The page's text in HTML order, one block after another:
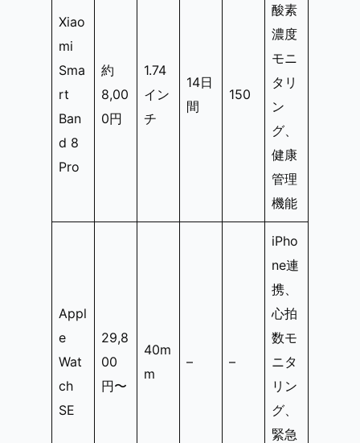
Xiao
mi
Sma
rt
Ban
d 8
Pro
約
8,00
0円
1.74
イン
チ
14日
間
150
酸素
濃度
モニ
タリ
ン
グ、
健康
管理
機能
Appl
e
Wat
ch
SE
29,8
00
円〜
40m
m
– –
iPho
ne連
携、
心拍
数モ
ニタ
リン
グ、
緊急